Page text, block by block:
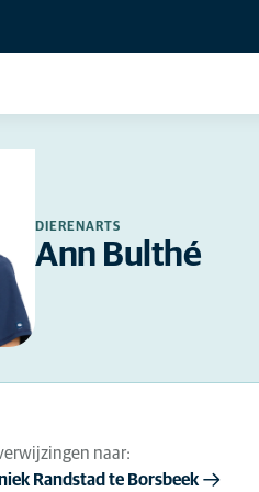
DIERENARTS
Ann Bulthé
naar:
Randstad te Borsbeek